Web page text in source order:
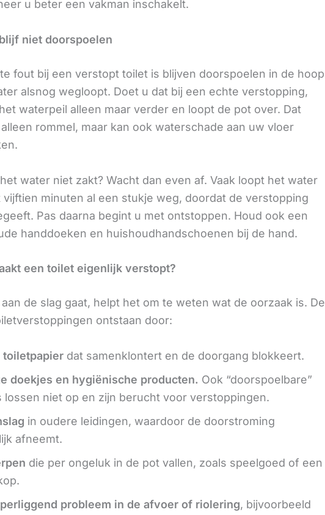
u beter een vakman inschakelt.
niet doorspoelen
fout bij een verstopt toilet is blijven doorspoelen in de hoop
alsnog wegloopt. Doet u dat bij een echte verstopping,
waterpeil alleen maar verder en loopt de pot over. Dat
rommel, maar kan ook waterschade aan uw vloer
water niet zakt? Wacht dan even af. Vaak loopt het water
vijftien minuten al een stukje weg, doordat de verstopping
Pas daarna begint u met ontstoppen. Houd ook een
handdoeken en huishoudhandschoenen bij de hand.
een toilet eigenlijk verstopt?
de slag gaat, helpt het om te weten wat de oorzaak is. De
ontstaan door:
toiletpapier dat samenklontert en de doorgang blokkeert.
doekjes en hygiënische producten. Ook “doorspoelbare”
lossen niet op en zijn berucht voor verstoppingen.
in oudere leidingen, waardoor de doorstroming
afneemt.
die per ongeluk in de pot vallen, zoals speelgoed of een
probleem in de afvoer of riolering, bijvoorbeeld